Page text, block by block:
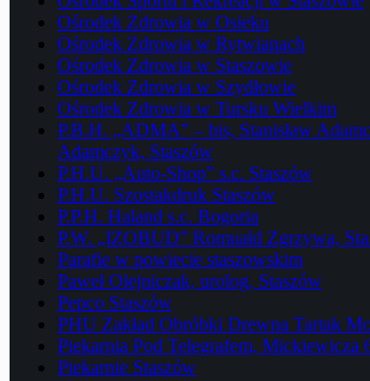
Ośrodek Zdrowia w Osieku
Ośrodek Zdrowia w Rytwianach
Ośrodek Zdrowia w Staszowie
Ośrodek Zdrowia w Szydłowie
Ośrodek Zdrowia w Tursku Wielkim
P.B.H. „ADMA” – bis, Stanisław
Adamczyk, Staszów
P.H.U. „Auto-Shop” s.c. Staszów
P.H.U. Szostakdruk Staszów
P.P.H. Haland s.c. Bogoria
P.W. „IZOBUD” Romuald Zgrzywa,
Parafie w powiecie staszowskim
Paweł Olejniczak, urolog, Staszów
Pepco Staszów
PHU Zakład Obróbki Drewna Tartak
Piekarnia Pod Telegrafem, Mickiewicza
Piekarnie Staszów